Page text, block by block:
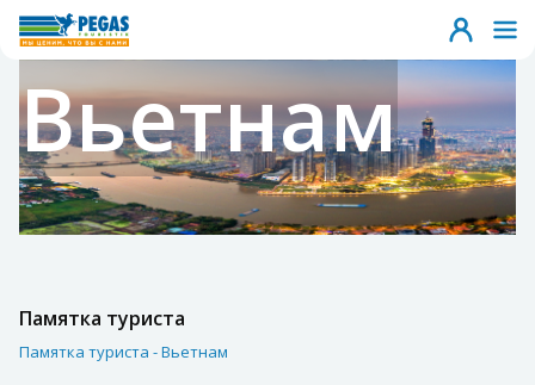
Вьетнам
Памятка туриста
Памятка туриста - Вьетнам